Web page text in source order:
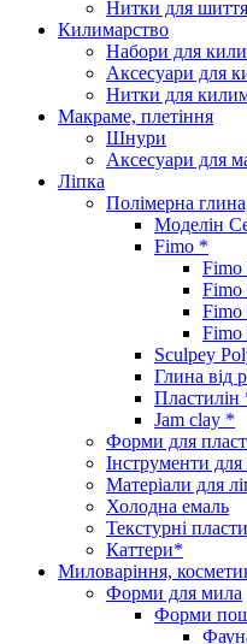
Нитки для шиття
Килимарство
Набори для
Аксесуари для
Нитки для
Макраме, плетіння
Шнури
Аксесуари для
Ліпка
Полімерна
Моделін
Fimo *
Fimo
Fimo
Fimo
Fimo
Sculpey
Глина від
Пластилін
Jam clay *
Форми для
Інструменти
Матеріали для
Холодна емаль
Текстурні
Каттери*
Миловаріння,
Форми для мила
Форми